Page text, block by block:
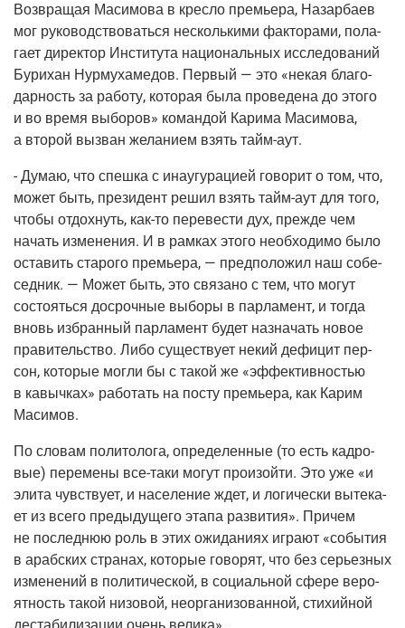
Воз­вра­щая Маси­мо­ва в крес­ло пре­мье­ра, Назар­ба­ев
мог руко­вод­ство­вать­ся несколь­ки­ми фак­то­ра­ми, пола­
га­ет дирек­тор Инсти­ту­та наци­о­наль­ных иссле­до­ва­ний
Бури­хан Нур­му­ха­ме­дов. Пер­вый — это «некая бла­го­
дар­ность за рабо­ту, кото­рая была про­ве­де­на до это­го
и во вре­мя выбо­ров» коман­дой Кари­ма Маси­мо­ва,
а вто­рой вызван жела­ни­ем взять тайм-аут.
- Думаю, что спеш­ка с ина­у­гу­ра­ци­ей гово­рит о том, что,
может быть, пре­зи­дент решил взять тайм-аут для того,
что­бы отдох­нуть, как-то пере­ве­сти дух, преж­де чем
начать изме­не­ния. И в рам­ках это­го необ­хо­ди­мо было
оста­вить ста­ро­го пре­мье­ра, — пред­по­ло­жил наш собе­
сед­ник. — Может быть, это свя­за­но с тем, что могут
состо­ять­ся досроч­ные выбо­ры в пар­ла­мент, и тогда
вновь избран­ный пар­ла­мент будет назна­чать новое
пра­ви­тель­ство. Либо суще­ству­ет некий дефи­цит пер­
сон, кото­рые мог­ли бы с такой же «эффек­тив­но­стью
в кавыч­ках» рабо­тать на посту пре­мье­ра, как Карим
Масимов.
По сло­вам поли­то­ло­га, опре­де­лен­ные (то есть кад­ро­
вые) пере­ме­ны все-таки могут про­изой­ти. Это уже «и
эли­та чув­ству­ет, и насе­ле­ние ждет, и логи­че­ски выте­ка­
ет из все­го преды­ду­ще­го эта­па раз­ви­тия». При­чем
не послед­нюю роль в этих ожи­да­ни­ях игра­ют «собы­тия
в араб­ских стра­нах, кото­рые гово­рят, что без серьез­ных
изме­не­ний в поли­ти­че­ской, в соци­аль­ной сфе­ре веро­
ят­ность такой низо­вой, неор­га­ни­зо­ван­ной, сти­хий­ной